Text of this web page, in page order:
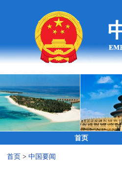
首页
首页 > 中国要闻